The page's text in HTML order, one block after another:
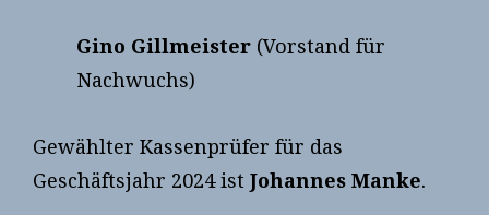
Gino Gillmeister (Vorstand für
Nachwuchs)
Gewählter Kassenprüfer für das
Geschäftsjahr 2024 ist Johannes Manke.